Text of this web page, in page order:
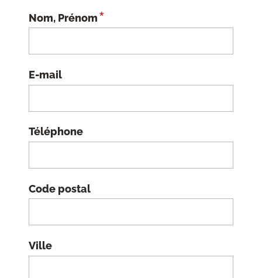
Nom, Prénom*
E-mail
Téléphone
Code postal
Ville